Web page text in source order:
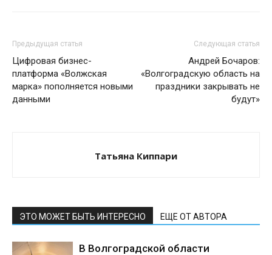
Предыдущая статья
Цифровая бизнес-
платформа «Волжская
марка» пополняется новыми
данными
Следующая статья
Андрей Бочаров:
«Волгоградскую область на
праздники закрывать не
будут»
Татьяна Киппари
ЭТО МОЖЕТ БЫТЬ ИНТЕРЕСНО ЕЩЕ ОТ АВТОРА
В Волгоградской области